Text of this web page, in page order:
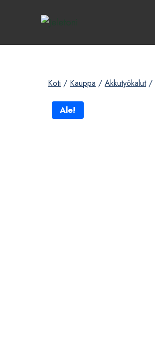
Koti / Kauppa / Akkutyökalut /
Ale!